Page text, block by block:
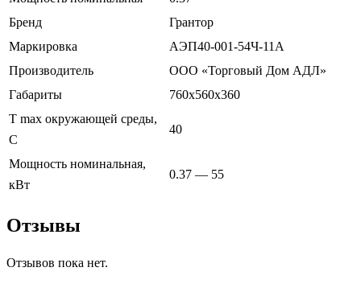
Бренд
Грантор
Маркировка
АЭП40-001-54Ч-11А
Производитель
ООО «Торговый Дом АДЛ»
Габариты
760х560х360
T max окружающей среды,
С
40
Мощность номинальная,
кВт
0.37 — 55
Отзывы
Отзывов пока нет.